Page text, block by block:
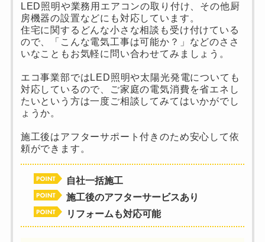
LED照明や業務用エアコンの取り付け、その他厨
房機器の設置などにも対応しています。
住宅に関するどんな小さな相談も受け付けている
ので、「こんな電気工事は可能か？」などのささ
いなこともお気軽に問い合わせてみましょう。
エコ事業部ではLED照明や太陽光発電についても
対応しているので、ご家庭の電気消費を省エネし
たいという方は一度ご相談してみてはいかがでし
ょうか。
施工後はアフターサポート付きのため安心して依
頼ができます。
自社一括施工
施工後のアフターサービスあり
リフォームも対応可能